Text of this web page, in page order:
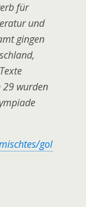
für
und
gingen
29 wurden
gol